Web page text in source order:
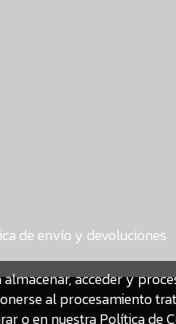
de envío y devoluciones
acceder y
al procesamiento
o en nuestraPolítica de